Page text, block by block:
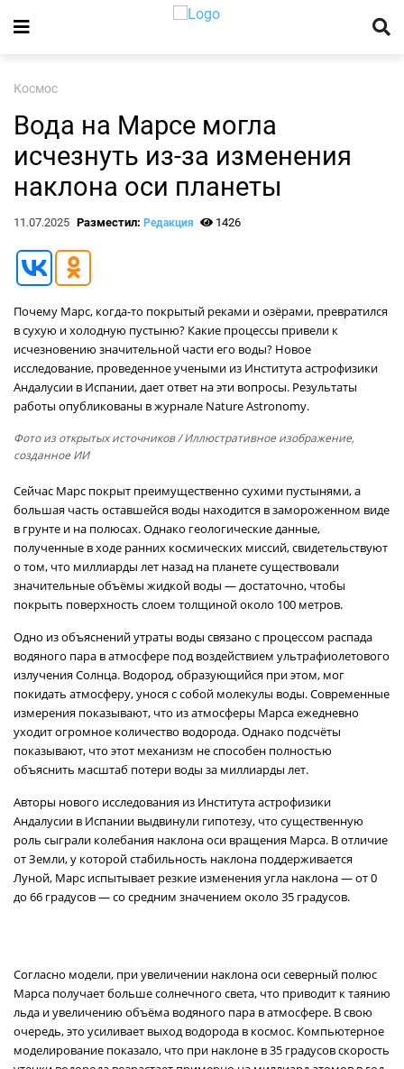
Космос
Вода на Марсе могла
исчезнуть из-за изменения
наклона оси планеты
11.07.2025 Разместил: Редакция 1426
Почему Марс, когда-то покрытый реками и озёрами, превратился
в сухую и холодную пустыню? Какие процессы привели к
исчезновению значительной части его воды? Новое
исследование, проведенное учеными из Института астрофизики
Андалусии в Испании, дает ответ на эти вопросы. Результаты
работы опубликованы в журнале Nature Astronomy.
Фото из открытых источников/ Иллюстративное изображение,
созданное ИИ
Сейчас Марс покрыт преимущественно сухими пустынями, а
большая часть оставшейся воды находится в замороженном виде
в грунте и на полюсах. Однако геологические данные,
полученные в ходе ранних космических миссий, свидетельствуют
о том, что миллиарды лет назад на планете существовали
значительные объёмы жидкой воды — достаточно, чтобы
покрыть поверхность слоем толщиной около 100 метров.
Одно из объяснений утраты воды связано с процессом распада
водяного пара в атмосфере под воздействием ультрафиолетового
излучения Солнца. Водород, образующийся при этом, мог
покидать атмосферу, унося с собой молекулы воды. Современные
измерения показывают, что из атмосферы Марса ежедневно
уходит огромное количество водорода. Однако подсчёты
показывают, что этот механизм не способен полностью
объяснить масштаб потери воды за миллиарды лет.
Авторы нового исследования из Института астрофизики
Андалусии в Испании выдвинули гипотезу, что существенную
роль сыграли колебания наклона оси вращения Марса. В отличие
от Земли, у которой стабильность наклона поддерживается
Луной, Марс испытывает резкие изменения угла наклона — от 0
до 66 градусов — со средним значением около 35 градусов.
Согласно модели, при увеличении наклона оси северный полюс
Марса получает больше солнечного света, что приводит к таянию
льда и увеличению объёма водяного пара в атмосфере. В свою
очередь, это усиливает выход водорода в космос. Компьютерное
моделирование показало, что при наклоне в 35 градусов скорость